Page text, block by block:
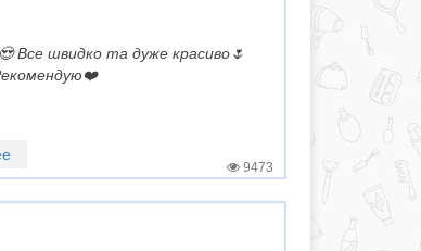
Все швидко та дуже красиво🌷
9473